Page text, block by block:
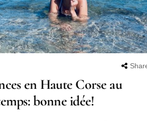
en Haute Corse au
bonne idée!